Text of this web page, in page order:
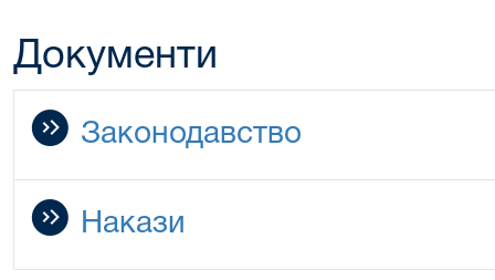
Документи
Законодавство
Накази